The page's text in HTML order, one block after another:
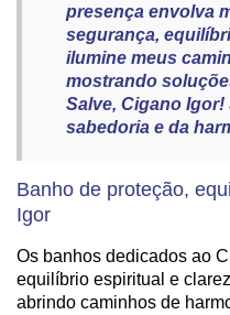
presença envolva
segurança,
ilumine meus
mostrando
Salve, Cigano
sabedoria e da
Banho de proteção,
Igor
Os banhos dedicados ao
equilíbrio espiritual e
abrindo caminhos de